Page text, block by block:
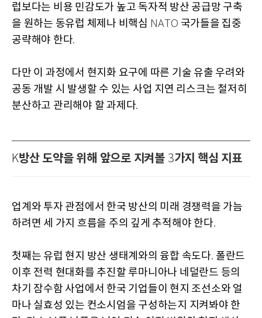
럽보다는 비용 민감도가 높고 독자적 방산 공급망 구축
을 원하는 동유럽 체제나 비핵심 NATO 국가들을 집중
공략해야 한다.
다만 이 과정에서 현지화 요구에 따른 기술 유출 우려와
공동 개발 시 발생할 수 있는 사업 지연 리스크는 철저히
분산하고 관리해야 할 과제다.
K방산 도약을 위해 앞으로 지켜볼 3가지 핵심 지표
업계와 투자 관점에서 한국 방산의 미래 경쟁력을 가늠
하려면 세 가지 흐름을 주의 깊게 추적해야 한다.
첫째는 유럽 현지 방산 생태계와의 융합 속도다. 폴란드
이후 전력 현대화를 추진할 루마니아나 네덜란드 등의
차기 잠수함 사업에서 한국 기업들이 현지 조선소와 얼
마나 실효성 있는 컨소시엄을 구성하는지 지켜봐야 한